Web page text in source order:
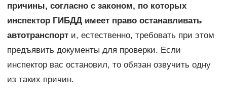
причины, согласно с законом, по которых
инспектор ГИБДД имеет право останавливать
автотранспорти, естественно, требовать при этом
предъявить документы для проверки. Если
инспектор вас остановил, то обязан озвучить одну
из таких причин.